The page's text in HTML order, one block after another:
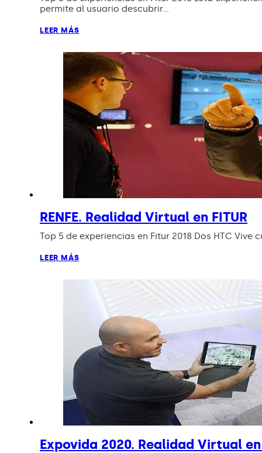
permite al usuario descubrir…
LEER MÁS
RENFE. Realidad Virtual en FITUR
Top 5 de experiencias en Fitur 2018 Dos HTC
LEER MÁS
Expovida 2020. Realidad Virtual en